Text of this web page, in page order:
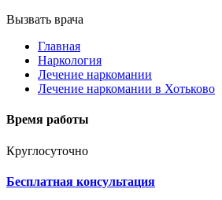
Вызвать врача
Главная
Наркология
Лечение наркомании
Лечение наркомании в Хотьково
Время работы
Круглосуточно
Бесплатная консультация